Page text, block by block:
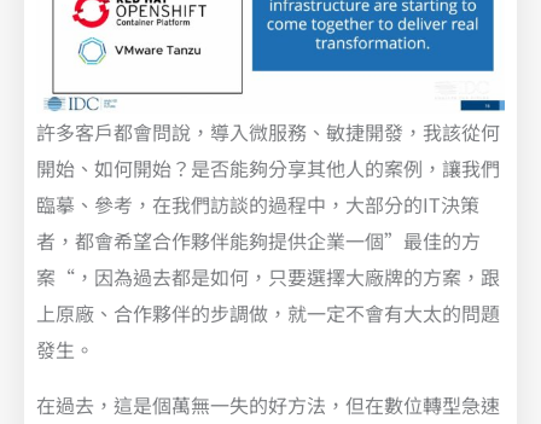
許多客戶都會問說，導入微服務、敏捷開發，我該從何
開始、如何開始？是否能夠分享其他人的案例，讓我們
臨摹、參考，在我們訪談的過程中，大部分的IT決策
者，都會希望合作夥伴能夠提供企業一個”最佳的方
案“，因為過去都是如何，只要選擇大廠牌的方案，跟
上原廠、合作夥伴的步調做，就一定不會有大太的問題
發生。
在過去，這是個萬無一失的好方法，但在數位轉型急速